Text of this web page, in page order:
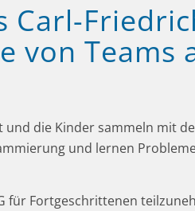
Carl-
von Teams
die Kinder sammeln mit
und lernen
für Fortgeschrittenen